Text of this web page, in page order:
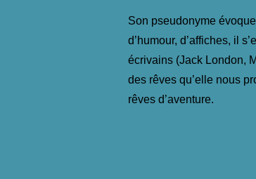
Son pseudonyme
d’humour, d’affiches, il
écrivains (Jack London,
des rêves qu’elle nous
rêves d’aventure.